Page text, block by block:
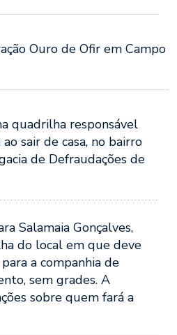
Ouro de Ofir em Campo
quadrilha responsável
sair de casa, no bairro
de Defraudações de
Salamaia Gonçalves,
do local em que deve
a companhia de
sem grades. A
sobre quem fará a